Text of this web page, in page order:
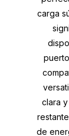
carga
clara
de